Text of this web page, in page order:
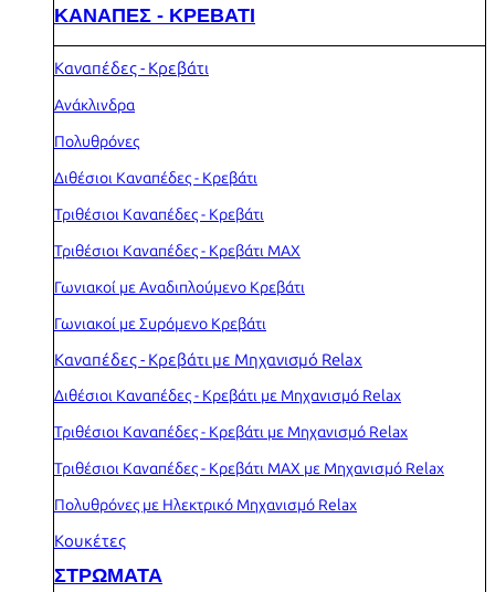
ΚΑΝΑΠΕΣ - ΚΡΕΒΑΤΙ
Καναπέδες - Κρεβάτι
Ανάκλινδρα
Πολυθρόνες
Διθέσιοι Καναπέδες - Κρεβάτι
Τριθέσιοι Καναπέδες - Κρεβάτι
Τριθέσιοι Καναπέδες - Κρεβάτι MAX
Γωνιακοί με Αναδιπλούμενο Κρεβάτι
Γωνιακοί με Συρόμενο Κρεβάτι
Καναπέδες - Κρεβάτι με Μηχανισμό Relax
Διθέσιοι Καναπέδες - Κρεβάτι με Μηχανισμό Relax
Τριθέσιοι Καναπέδες - Κρεβάτι με Μηχανισμό Relax
Τριθέσιοι Καναπέδες - Κρεβάτι MAX με Μηχανισμό Relax
Πολυθρόνες με Ηλεκτρικό Μηχανισμό Relax
Κουκέτες
ΣΤΡΩΜΑΤΑ